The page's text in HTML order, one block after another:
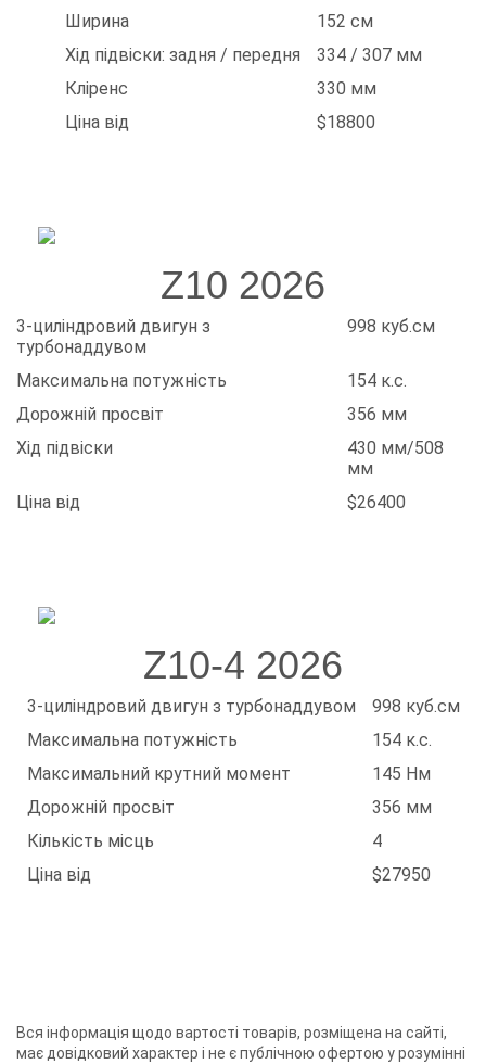
Ширина
152 см
Хід підвіски: задня / передня
334 / 307 мм
Кліренс
330 мм
Ціна від
$18800
Z10 2026
3-циліндровий двигун з
турбонаддувом
998 куб.см
Максимальна потужність
154 к.с.
Дорожній просвіт
356 мм
Хід підвіски
430 мм/508
мм
Ціна від
$26400
Z10-4 2026
3-циліндровий двигун з турбонаддувом
998 куб.см
Максимальна потужність
154 к.с.
Максимальний крутний момент
145 Нм
Дорожній просвіт
356 мм
Кількість місць
4
Ціна від
$27950
Вся інформація щодо вартості товарів, розміщена на сайті,
має довідковий характер і не є публічною офертою у розумінні